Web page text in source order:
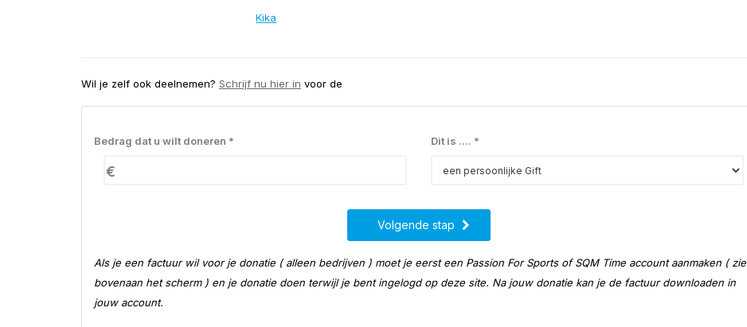
Kika
Wil je zelf ook deelnemen? Schrijf nu hier in voor de
Bedrag dat u wilt doneren *
€
Dit is .... *
Volgende stap
Als je een factuur wil voor je donatie ( alleen bedrijven ) moet je eerst een Passion For Sports of SQM Time account aanmaken ( zie
bovenaan het scherm ) en je donatie doen terwijl je bent ingelogd op deze site. Na jouw donatie kan je de factuur downloaden in
jouw account.